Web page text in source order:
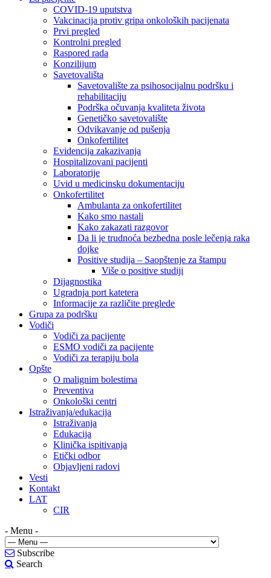
COVID-19 uputstva
Vakcinacija protiv gripa onkoloških pacijenata
Prvi pregled
Kontrolni pregled
Raspored rada
Konzilijum
Savetovališta
Savetovalište za psihosocijalnu podršku i
rehabilitaciju
Podrška očuvanja kvaliteta života
Genetičko savetovalište
Odvikavanje od pušenja
Onkofertilitet
Evidencija zakazivanja
Hospitalizovani pacijenti
Laboratorije
Uvid u medicinsku dokumentaciju
Onkofertilitet
Ambulanta za onkofertilitet
Kako smo nastali
Kako zakazati razgovor
Da li je trudnoća bezbedna posle lečenja raka
dojke
Positive studija – Saopštenje za štampu
Više o positive studiji
Dijagnostika
Ugradnja port katetera
Informacije za različite preglede
Grupa za podršku
Vodiči
Vodiči za pacijente
ESMO vodiči za pacijente
Vodiči za terapiju bola
Opšte
O malignim bolestima
Preventiva
Onkološki centri
Istraživanja/edukacija
Istraživanja
Edukacija
Klinička ispitivanja
Etički odbor
Objavljeni radovi
Vesti
Kontakt
LAT
CIR
- Menu -
Subscribe
Search